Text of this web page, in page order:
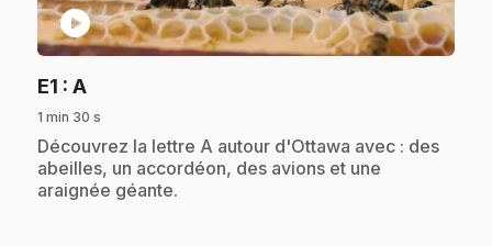
play_circle
E1 : A
1 min 30 s
.Découvrez la lettre A autour d'Ottawa avec : des
abeilles, un accordéon, des avions et une
araignée géante.